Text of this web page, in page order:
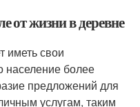
от жизни в деревне
иметь свои
население более
предложений для
услугам, таким